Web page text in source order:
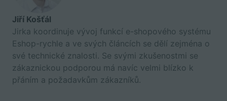
Jiří Košťál
Jirka koordinuje vývoj funkcí e-shopového systému
Eshop-rychle a ve svých článcích se dělí zejména o
své technické znalosti. Se svými zkušenostmi se
zákaznickou podporou má navíc velmi blízko k
přáním a požadavkům zákazníků.